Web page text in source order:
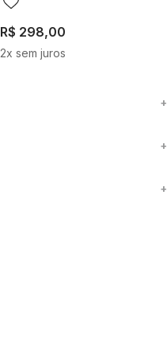
R$ 298,00
2x sem juros
+
+
+